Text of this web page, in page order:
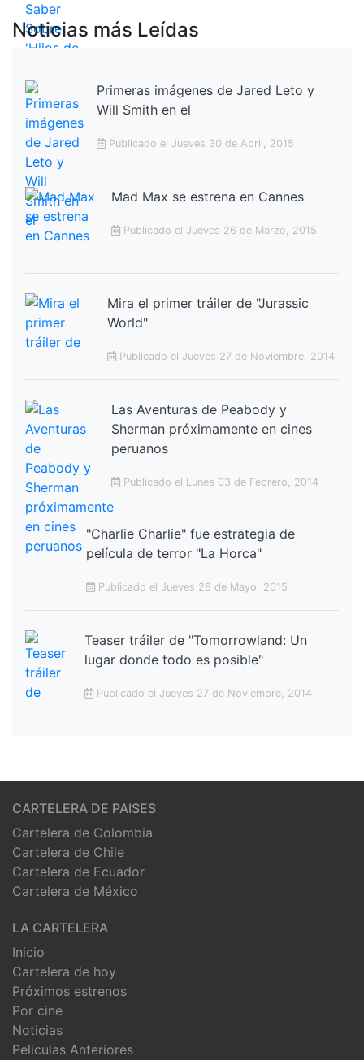
Noticias más Leídas
Primeras imágenes de Jared Leto y
Will Smith en el
Publicado el Jueves 30 de Abril, 2015
Mad Max se estrena en Cannes
Publicado el Jueves 26 de Marzo, 2015
Mira el primer tráiler de "Jurassic
World"
Publicado el Jueves 27 de Noviembre, 2014
Las Aventuras de Peabody y
Sherman próximamente en cines
peruanos
Publicado el Lunes 03 de Febrero, 2014
"Charlie Charlie" fue estrategia de
película de terror "La Horca"
Publicado el Jueves 28 de Mayo, 2015
Teaser tráiler de "Tomorrowland: Un
lugar donde todo es posible"
Publicado el Jueves 27 de Noviembre, 2014
CARTELERA DE PAISES
Cartelera de Colombia
Cartelera de Chile
Cartelera de Ecuador
Cartelera de México
LA CARTELERA
Inicio
Cartelera de hoy
Próximos estrenos
Por cine
Noticias
Peliculas Anteriores